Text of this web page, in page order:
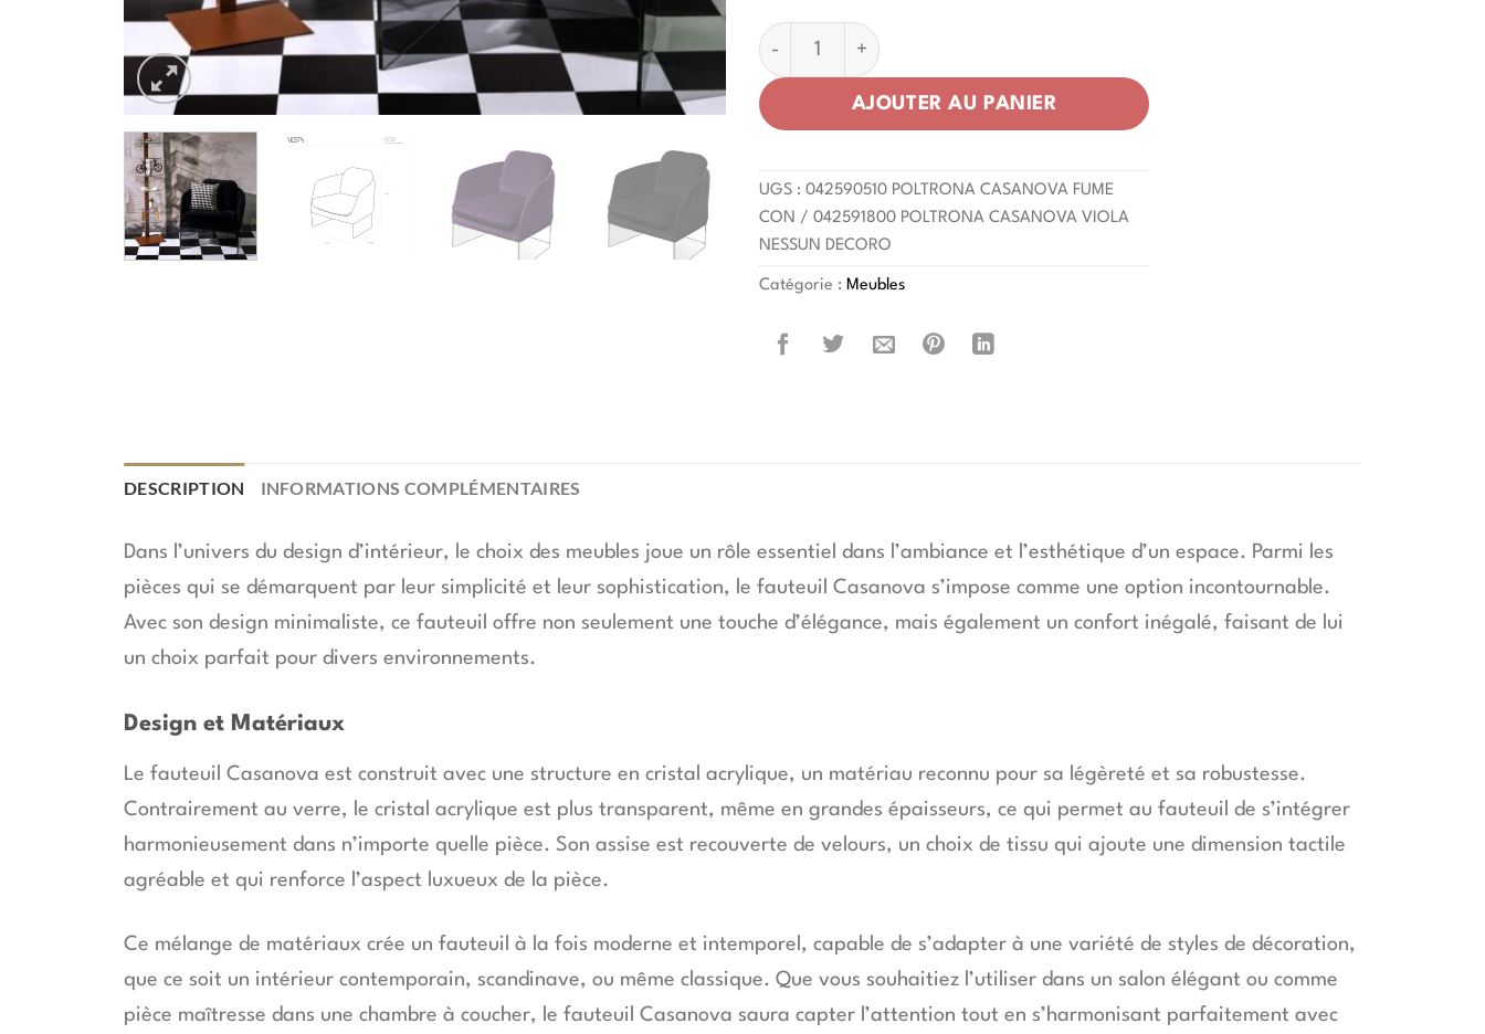
quantité de Fauteuil Casanova
AJOUTER AU PANIER
UGS : 042590510 POLTRONA CASANOVA FUME
CON / 042591800 POLTRONA CASANOVA VIOLA
NESSUN DECORO
Catégorie : Meubles
DESCRIPTION INFORMATIONS COMPLÉMENTAIRES
Dans l’univers du design d’intérieur, le choix des meubles joue un rôle essentiel dans l’ambiance et l’esthétique d’un espace. Parmi les
pièces qui se démarquent par leur simplicité et leur sophistication, le fauteuil Casanova s’impose comme une option incontournable.
Avec son design minimaliste, ce fauteuil offre non seulement une touche d’élégance, mais également un confort inégalé, faisant de lui
un choix parfait pour divers environnements.
Design et Matériaux
Le fauteuil Casanova est construit avec une structure en cristal acrylique, un matériau reconnu pour sa légèreté et sa robustesse.
Contrairement au verre, le cristal acrylique est plus transparent, même en grandes épaisseurs, ce qui permet au fauteuil de s’intégrer
harmonieusement dans n’importe quelle pièce. Son assise est recouverte de velours, un choix de tissu qui ajoute une dimension tactile
agréable et qui renforce l’aspect luxueux de la pièce.
Ce mélange de matériaux crée un fauteuil à la fois moderne et intemporel, capable de s’adapter à une variété de styles de décoration,
que ce soit un intérieur contemporain, scandinave, ou même classique. Que vous souhaitiez l’utiliser dans un salon élégant ou comme
pièce maîtresse dans une chambre à coucher, le fauteuil Casanova saura capter l’attention tout en s’harmonisant parfaitement avec